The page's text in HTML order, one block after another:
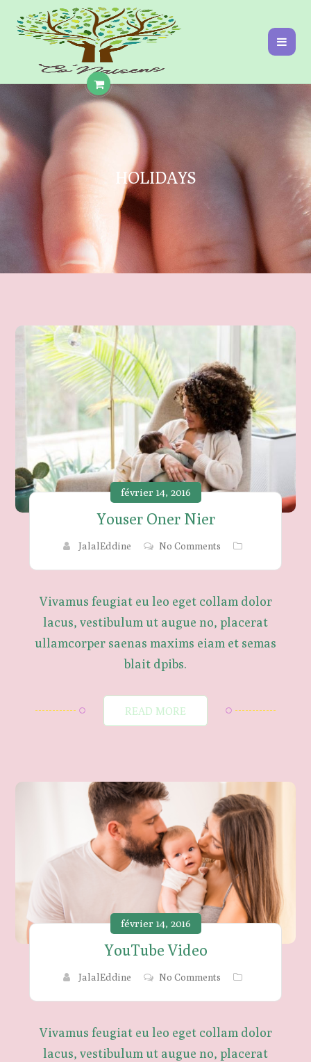
HOLIDAYS
février 14, 2016
Youser Oner Nier
JalalEddine No Comments
Vivamus feugiat eu leo eget collam dolor
lacus, vestibulum ut augue no, placerat
ullamcorper saenas maxims eiam et semas
blait dpibs.
READ MORE
février 14, 2016
YouTube Video
JalalEddine No Comments
Vivamus feugiat eu leo eget collam dolor
lacus, vestibulum ut augue no, placerat